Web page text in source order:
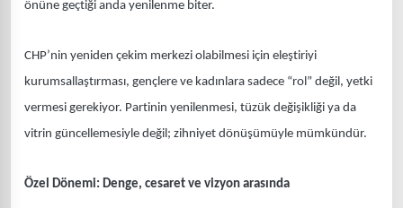
önüne geçtiği anda yenilenme biter.
CHP’nin yeniden çekim merkezi olabilmesi için eleştiriyi
kurumsallaştırması, gençlere ve kadınlara sadece “rol” değil, yetki
vermesi gerekiyor. Partinin yenilenmesi, tüzük değişikliği ya da
vitrin güncellemesiyle değil; zihniyet dönüşümüyle mümkündür.
Özel Dönemi: Denge, cesaret ve vizyon arasında